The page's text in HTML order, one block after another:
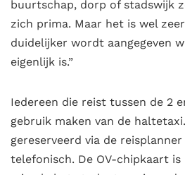
buurtschap, dorp of stadswijk
zich prima. Maar het is wel
duidelijker wordt aangegeven
eigenlijk is.”
Iedereen die reist tussen de 2
gebruik maken van de
gereserveerd via de
telefonisch. De OV-chipkaart